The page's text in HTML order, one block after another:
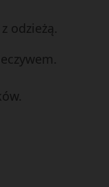
odzieżą.